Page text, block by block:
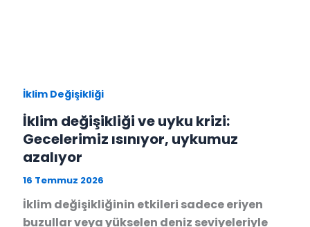
İklim Değişikliği
İklim değişikliği ve uyku krizi:
Gecelerimiz ısınıyor, uykumuz
azalıyor
16 Temmuz 2026
İklim değişikliğinin etkileri sadece eriyen
buzullar veya yükselen deniz seviyeleriyle